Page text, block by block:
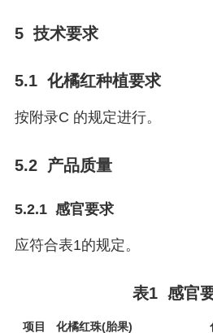
5 技术要求
5.1 化橘红种植要求
按附录C 的规定进行。
5.2 产品质量
5.2.1 感官要求
应符合表1的规定。
表1 感官
项目 化橘红珠(胎果)